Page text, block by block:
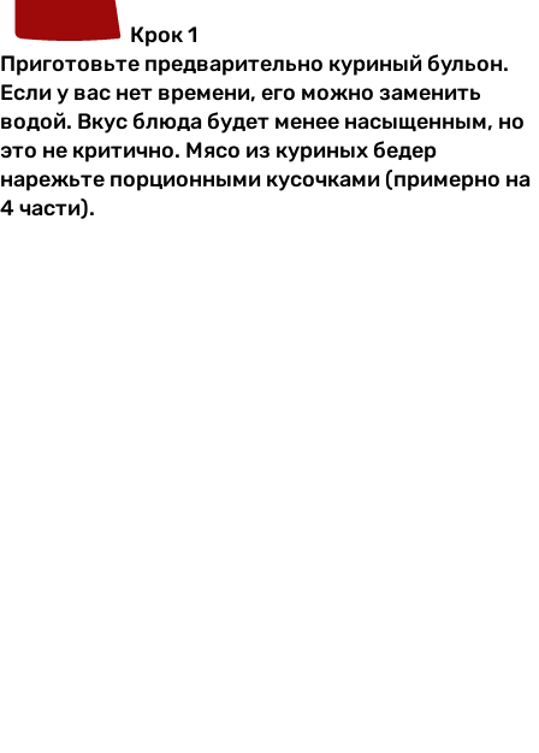
Крок 1
Приготовьте предварительно куриный бульон.
Если у вас нет времени, его можно заменить
водой. Вкус блюда будет менее насыщенным, но
это не критично. Мясо из куриных бедер
нарежьте порционными кусочками (примерно на
4 части).